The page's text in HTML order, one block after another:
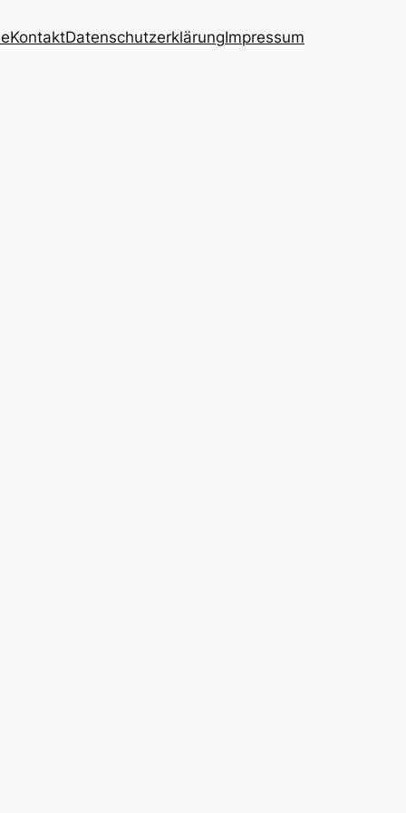
KontaktDatenschutzerklärungImpressum